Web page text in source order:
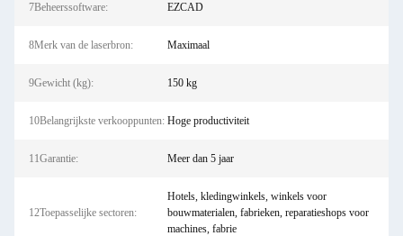
7Beheerssoftware: EZCAD
8Merk van de laserbron: Maximaal
9Gewicht (kg): 150 kg
10Belangrijkste verkooppunten: Hoge productiviteit
11Garantie: Meer dan 5 jaar
12Toepasselijke sectoren:
Hotels, kledingwinkels, winkels voor
bouwmaterialen, fabrieken, reparatieshops voor
machines, fabrie